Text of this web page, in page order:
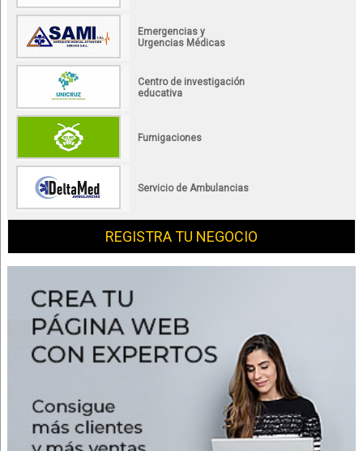
Emergencias y
Urgencias Médicas
Centro de investigación
educativa
Fumigaciones
Servicio de Ambulancias
REGISTRA TU NEGOCIO